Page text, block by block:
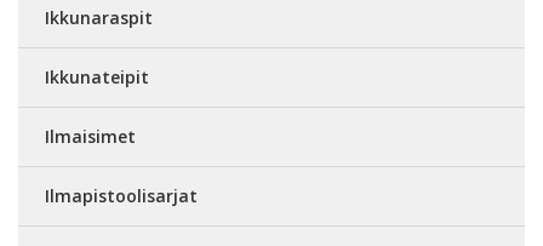
Ikkunaraspit
Ikkunateipit
Ilmaisimet
Ilmapistoolisarjat